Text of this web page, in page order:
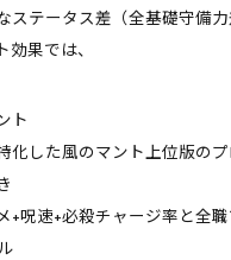
ステータス差（全基礎守備力
効果では、
ト
化した風のマント上位版の
+呪速+必殺チャージ率と全